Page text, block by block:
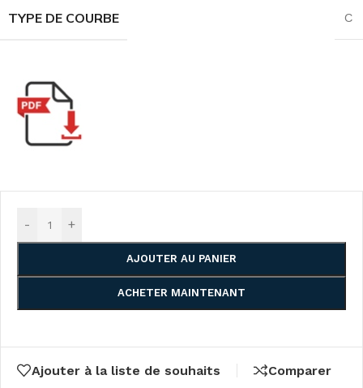
TYPE DE COURBE C
- +
AJOUTER AU PANIER
ACHETER MAINTENANT
Ajouter à la liste de souhaits Comparer